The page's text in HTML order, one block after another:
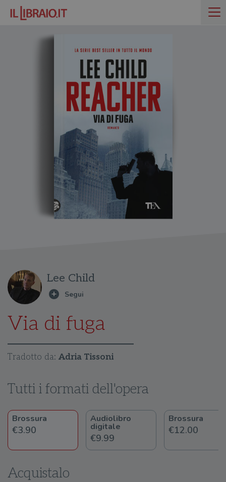
Lee Child
Via di fuga
Tradotto da: Adria Tissoni
Tutti i formati dell'opera
Brossura
€3.90
Audiolibro
digitale
€9.99
Brossura
€12.00
Acquistalo